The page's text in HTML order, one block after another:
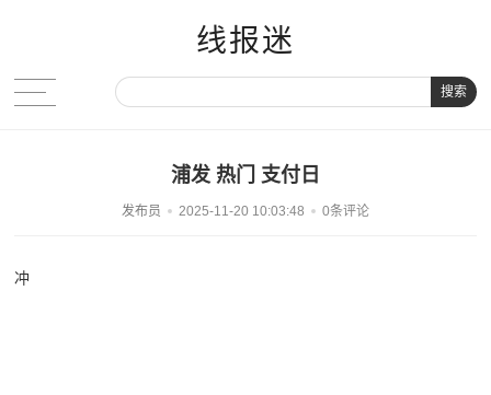
线报迷
搜索
浦发 热门 支付日
发布员 2025-11-20 10:03:48 0条评论
冲